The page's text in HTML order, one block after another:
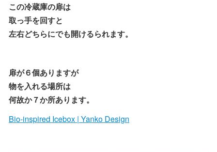
この冷蔵庫の扉は
取っ手を回すと
左右どちらにでも開けるられます。
扉が６個ありますが
物を入れる場所は
何故か７か所あります。
Bio-inspired Icebox | Yanko Design